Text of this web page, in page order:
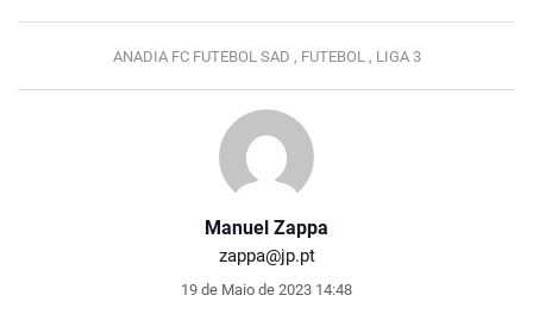
Manuel Zappa
zappa@jp.pt
19 de Maio de 2023 14:48
ANADIA FC FUTEBOL SAD , FUTEBOL , LIGA 3